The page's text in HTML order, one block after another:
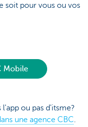
soit pour vous ou vos
Mobile
ou pas d'itsme?
une agence CBC.